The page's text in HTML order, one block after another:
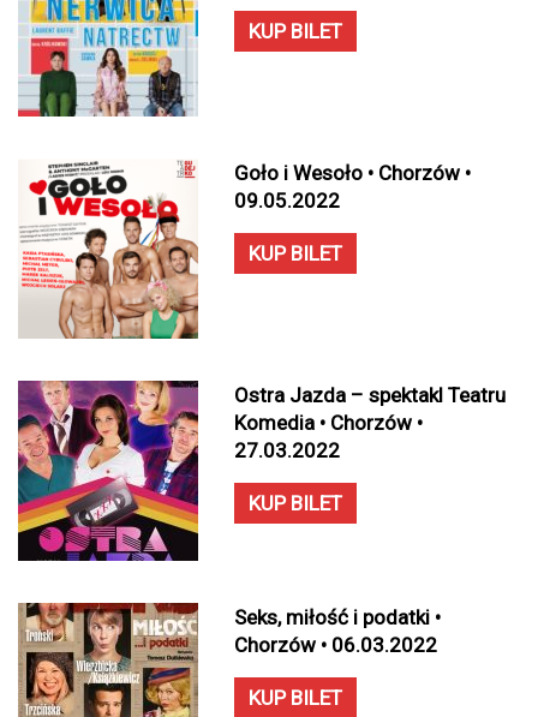
KUP BILET
Goło i Wesoło • Chorzów •
09.05.2022
KUP BILET
Ostra Jazda – spektakl Teatru
Komedia • Chorzów •
27.03.2022
KUP BILET
Seks, miłość i podatki •
Chorzów • 06.03.2022
KUP BILET